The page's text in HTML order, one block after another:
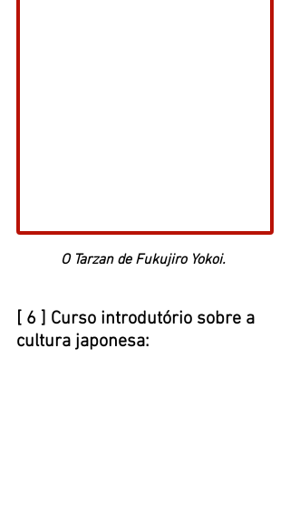
O Tarzan de Fukujiro Yokoi.
[ 6 ] Curso introdutório sobre a
cultura japonesa: